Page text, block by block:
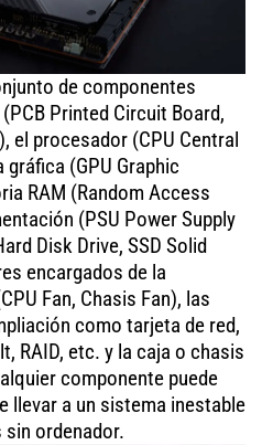
de componentes
Printed Circuit Board,
el procesador (CPU Central
(GPU Graphic
RAM (Random Access
(PSU Power Supply
Disk Drive, SSD Solid
encargados de la
Fan, Chasis Fan), las
como tarjeta de red,
RAID, etc. y la caja o chasis
componente puede
llevar a un sistema inestable
ordenador.